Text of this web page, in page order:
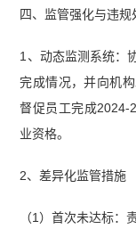
四、监管强化与违规
1、动态监测系统：
完成情况，并向机
督促员工完成2024-
业资格。
2、差异化监管措施
（1）首次未达标：